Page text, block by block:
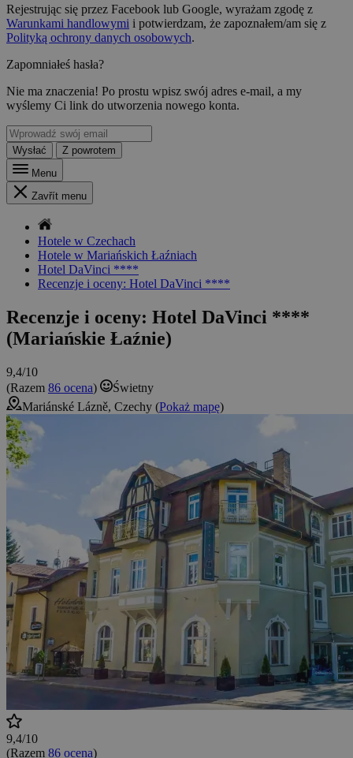
Rejestrując się przez Facebook lub Google, wyrażam zgodę z
Warunkami handlowymi i potwierdzam, że zapoznałem/am się z
Polityką ochrony danych osobowych.
Zapomniałeś hasła?
Nie ma znaczenia! Po prostu wpisz swój adres e-mail, a my
wyślemy Ci link do utworzenia nowego konta.
Wysłać
Z powrotem
Menu
Zavřít menu
Hotele w Czechach
Hotele w Mariańskich Łaźniach
Hotel DaVinci ****
Recenzje i oceny: Hotel DaVinci ****
Recenzje i oceny: Hotel DaVinci ****
(Mariańskie Łaźnie)
9,4/10
(Razem 86 ocena)
Świetny
Mariánské Lázně, Czechy (Pokaż mapę)
9,4/10
(Razem 86 ocena)